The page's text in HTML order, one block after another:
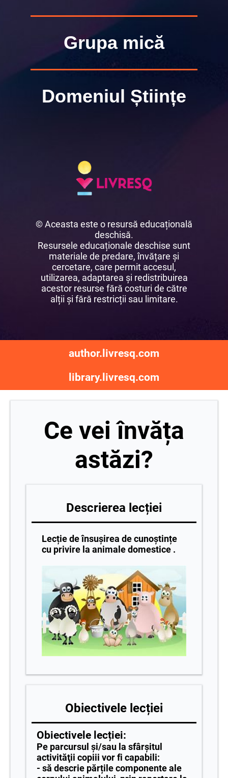
Grupa mică
Domeniul Științe
© Aceasta este o resursă educațională
deschisă.
Resursele educaționale deschise sunt
materiale de predare, învățare și
cercetare, care permit accesul,
utilizarea, adaptarea și redistribuirea
acestor resurse fără costuri de către
alții și fără restricții sau limitare.
author.livresq.com
library.livresq.com
Ce vei învăța
astăzi?
Descrierea lecției
Lecție de însușirea de cunoștințe
cu privire la animale domestice .
Obiectivele lecției
Obiectivele lecției:
Pe parcursul şi/sau la sfârşitul
activităţii copiii vor fi capabili:
- să descrie părțile componente ale